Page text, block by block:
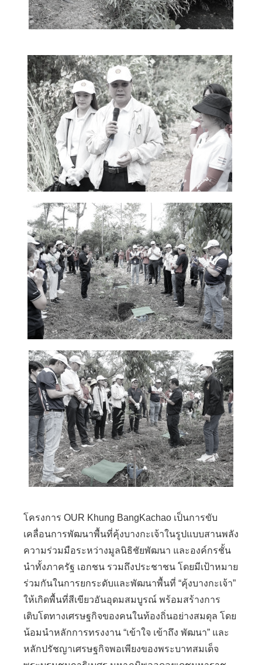
โครงการ OUR Khung BangKachao เป็นการขับ
เคลื่อนการพัฒนาพื้นที่คุ้งบางกะเจ้าในรูปแบบสานพลัง
ความร่วมมือระหว่างมูลนิธิชัยพัฒนา และองค์กรชั้น
นำทั้งภาครัฐ เอกชน รวมถึงประชาชน โดยมีเป้าหมาย
ร่วมกันในการยกระดับและพัฒนาพื้นที่ “คุ้งบางกะเจ้า”
ให้เกิดพื้นที่สีเขียวอันอุดมสมบูรณ์ พร้อมสร้างการ
เติบโตทางเศรษฐกิจของคนในท้องถิ่นอย่างสมดุล โดย
น้อมนำหลักการทรงงาน “เข้าใจ เข้าถึง พัฒนา” และ
หลักปรัชญาเศรษฐกิจพอเพียงของพระบาทสมเด็จ